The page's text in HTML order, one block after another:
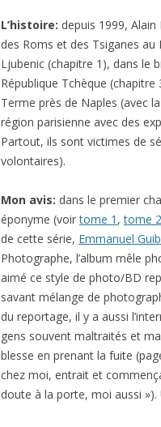
L’histoire: depuis 1999,
des Roms et des Tsiganes
Ljubenic (chapitre 1), dans le
République Tchèque
Terme près de Naples (avec
région parisienne avec des
Partout, ils sont victimes de
volontaires).
Mon avis: dans le premier
éponyme (voirtome 1 ,tome 2
de cette série, Emmanuel
Photographe, l’album mêle
aimé ce style de photo/BD
savant mélange de
du reportage, il y a aussi
gens souvent maltraités et
blesse en prenant la fuite
chez moi, entrait et
doute à la porte, moi aussi